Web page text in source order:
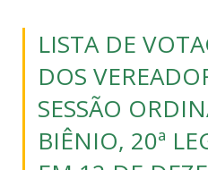
LISTA DE
DOS
SESSÃO
BIÊNIO, 20ª